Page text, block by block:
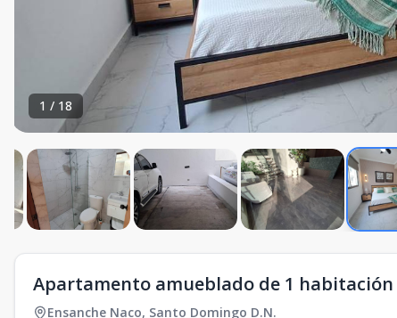
1 / 18
Apartamento amueblado de 1
Ensanche Naco, Santo Domingo D.N.